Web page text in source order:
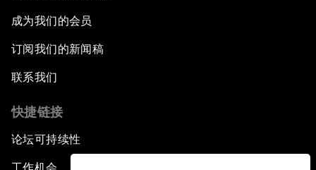
成为我们的会员
订阅我们的新闻稿
联系我们
快捷链接
论坛可持续性